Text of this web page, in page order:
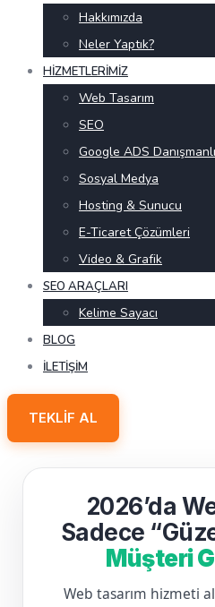
Hakkımızda
Neler Yaptık?
HIZMETLERIMIZ
Web Tasarım
SEO
Google ADS
Sosyal Medya
Hosting & Sunucu
E-Ticaret Çözümleri
Video & Grafik
SEO ARAÇLARI
Kelime Sayacı
BLOG
İLETIŞIM
TEKLIF AL
2026’da
Sadece
Müşteri
Web tasarım hizmeti